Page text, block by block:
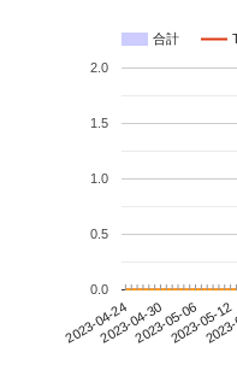
合計
2023-04-242023-04-302023-05-062023-05-12
0.0
0.5
1.0
1.5
2.0